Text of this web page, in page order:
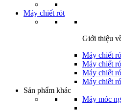
Máy chiết rót
Giới thiệu
Máy chiết
Máy chiết
Máy chiết
Máy chiết
Sản phẩm khác
Máy móc